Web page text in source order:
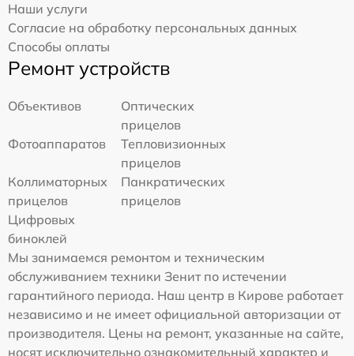
Наши услуги
Согласие на обработку персональных данных
Способы оплаты
Ремонт устройств
Объективов
Оптических
прицелов
Фотоаппаратов
Тепловизионных
прицелов
Коллиматорных
прицелов
Панкратических
прицелов
Цифровых
биноклей
Мы занимаемся ремонтом и техническим
обслуживанием техники Зенит по истечении
гарантийного периода. Наш центр в Кирове работает
независимо и не имеет официальной авторизации от
производителя. Цены на ремонт, указанные на сайте,
носят исключительно ознакомительный характер и